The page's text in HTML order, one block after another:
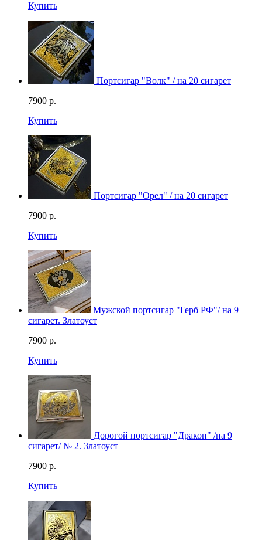
Купить
Портсигар "Волк" / на 20 сигарет
7900 р.
Купить
Портсигар "Орел" / на 20 сигарет
7900 р.
Купить
Мужской портсигар "Герб РФ"/ на 9
сигарет. Златоуст
7900 р.
Купить
Дорогой портсигар "Дракон" /на 9
сигарет/ № 2. Златоуст
7900 р.
Купить